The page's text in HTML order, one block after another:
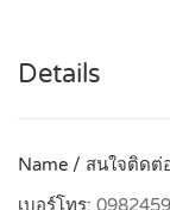
Details
Name / สนใจติด
เบอร์โทร: